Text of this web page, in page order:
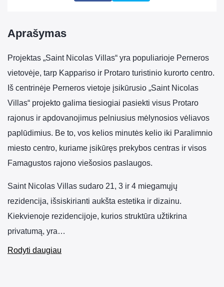
Aprašymas
Projektas „Saint Nicolas Villas“ yra populiarioje Perneros
vietovėje, tarp Kappariso ir Protaro turistinio kurorto centro.
Iš centrinėje Perneros vietoje įsikūrusio „Saint Nicolas
Villas“ projekto galima tiesiogiai pasiekti visus Protaro
rajonus ir apdovanojimus pelniusius mėlynosios vėliavos
paplūdimius. Be to, vos kelios minutės kelio iki Paralimnio
miesto centro, kuriame įsikūręs prekybos centras ir visos
Famagustos rajono viešosios paslaugos.
Saint Nicolas Villas sudaro 21, 3 ir 4 miegamųjų
rezidencija, išsiskirianti aukšta estetika ir dizainu.
Kiekvienoje rezidencijoje, kurios struktūra užtikrina
privatumą, yra…
Rodyti daugiau